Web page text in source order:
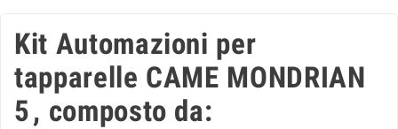
Kit Automazioni per
tapparelle CAME MONDRIAN
5, composto da: